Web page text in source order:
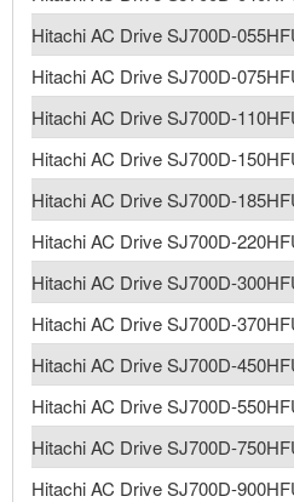
Hitachi AC Drive SJ700D-
Hitachi AC Drive SJ700D-
Hitachi AC Drive SJ700D-
Hitachi AC Drive SJ700D-
Hitachi AC Drive SJ700D-
Hitachi AC Drive SJ700D-
Hitachi AC Drive SJ700D-
Hitachi AC Drive SJ700D-
Hitachi AC Drive SJ700D-
Hitachi AC Drive SJ700D-
Hitachi AC Drive SJ700D-
Hitachi AC Drive SJ700D-